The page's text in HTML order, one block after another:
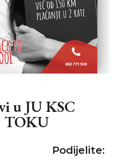
u JU KSC
TOKU
Podijelite: